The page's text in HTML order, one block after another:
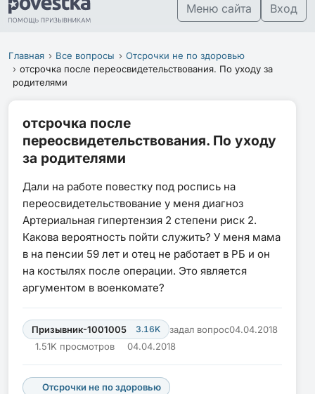
Меню сайта Вход
Главная Все вопросы
Отсрочки не по здоровью
отсрочка после переосвидетельствования. По уходу за
родителями
отсрочка после
переосвидетельствования. По уходу
за родителями
Дали на работе повестку под роспись на
переосвидетельствование у меня диагноз
Артериальная гипертензия 2 степени риск 2.
Какова вероятность пойти служить? У меня мама
в на пенсии 59 лет и отец не работает в РБ и он
на костылях после операции. Это является
аргументом в военкомате?
Призывник-1001005 3.16K задал вопрос04.04.2018
1.51K просмотров
04.04.2018
Отсрочки не по здоровью